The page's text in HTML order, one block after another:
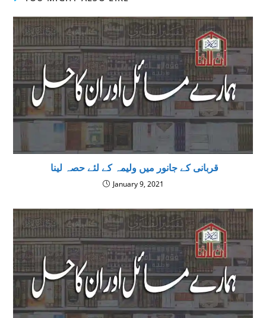
‌ قربانی کے جانور میں ولیمہ کے لئے حصہ لینا
January 9, 2021